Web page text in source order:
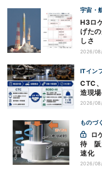
宇宙・
H3ロ
げた
しさ
2026/
ITイン
CTC
造現
2026/
ものづ
待 阪
速化
2026/